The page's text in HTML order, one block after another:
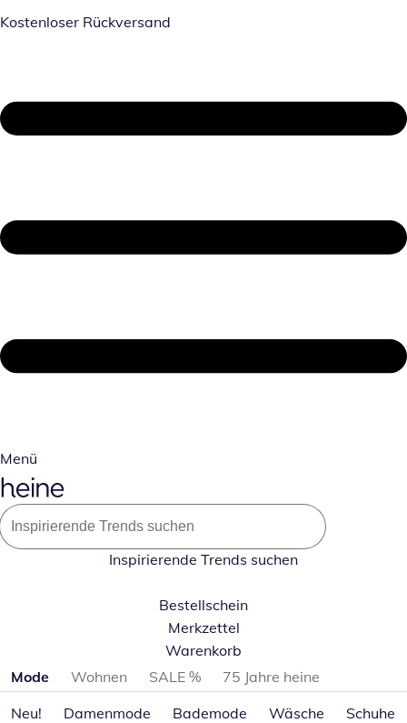
Kostenloser Rückversand
Menü
Inspirierende Trends suchen
Bestellschein
Merkzettel
Warenkorb
Produktkategorien überspringen
Mode Wohnen SALE %
75 Jahre heine
Neu!
Damenmode Bademode Wäsche Schuhe